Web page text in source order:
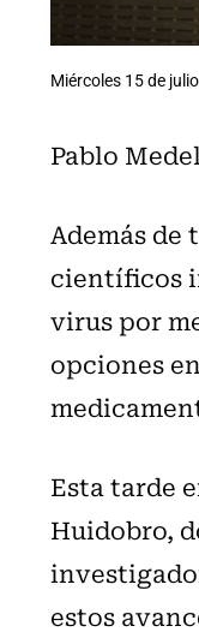
Miércoles 15 de
Pablo
Además
científicos
virus por
opciones
Esta tarde
Huidobro,
estos